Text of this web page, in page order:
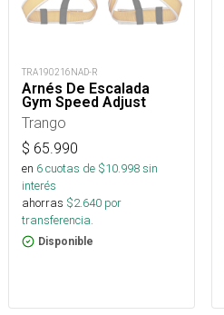
TRA190216NAD-R
Arnés De Escalada
Gym Speed Adjust
Trango
$ 65.990
en 6cuotas de $10.998sin
interés
ahorras $2.640 por
transferencia.
Disponible